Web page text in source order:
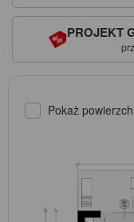
PROJEKT
Pokaż